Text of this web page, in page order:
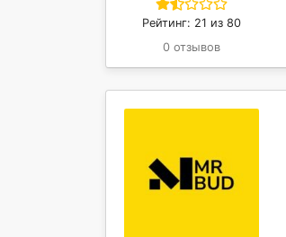
Рейтинг: 21 из 80
0 отзывов